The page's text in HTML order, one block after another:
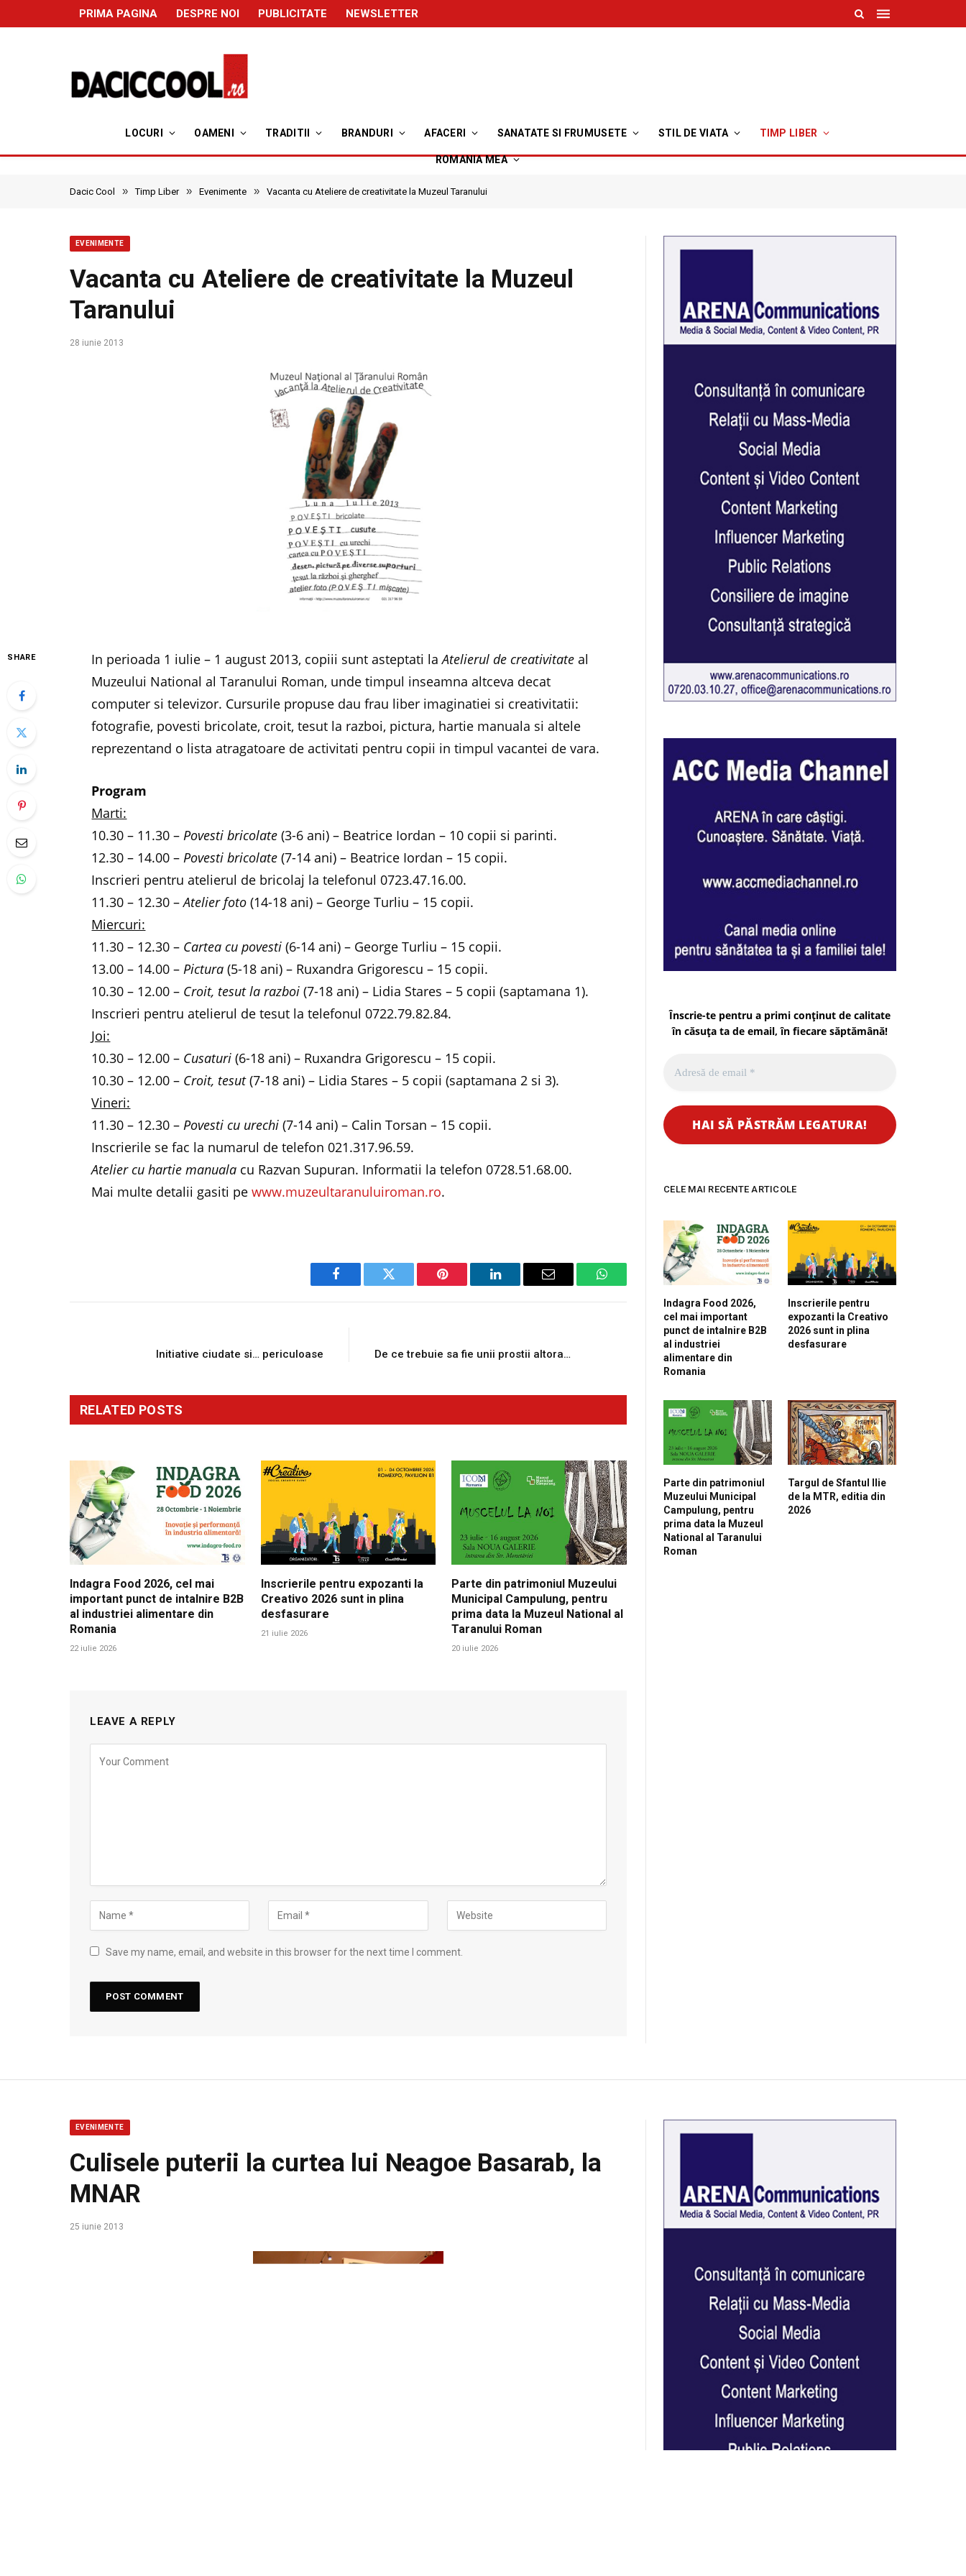
PRIMA PAGINA DESPRE NOI PUBLICITATE NEWSLETTER
LOCURI OAMENI TRADITII BRANDURI AFACERI SANATATE SI FRUMUSETE STIL DE VIATA TIMP LIBER
ROMANIA MEA
Dacic Cool » Timp Liber » Evenimente » Vacanta cu Ateliere de creativitate la Muzeul Taranului
EVENIMENTE
Vacanta cu Ateliere de creativitate la Muzeul
Taranului
28 iunie 2013
SHARE In perioada 1 iulie – 1 august 2013, copiii sunt asteptati laAtelierul de creativitate al
Muzeului National al Taranului Roman, unde timpul inseamna altceva decat
computer si televizor. Cursurile propuse dau frau liber imaginatiei si creativitatii:
fotografie, povesti bricolate, croit, tesut la razboi, pictura, hartie manuala si altele
reprezentand o lista atragatoare de activitati pentru copii in timpul vacantei de vara.
Program
Marti:
10.30 – 11.30 –Povesti bricolate (3-6 ani) – Beatrice Iordan – 10 copii si parinti.
12.30 – 14.00 –Povesti bricolate (7-14 ani) – Beatrice Iordan – 15 copii.
Inscrieri pentru atelierul de bricolaj la telefonul 0723.47.16.00.
11.30 – 12.30 –Atelier foto (14-18 ani) – George Turliu – 15 copii.
Miercuri:
11.30 – 12.30 – Cartea cu povesti (6-14 ani) – George Turliu – 15 copii.
13.00 – 14.00 –Pictura (5-18 ani) – Ruxandra Grigorescu – 15 copii.
10.30 – 12.00 – Croit, tesut la razboi (7-18 ani) – Lidia Stares – 5 copii (saptamana 1).
Inscrieri pentru atelierul de tesut la telefonul 0722.79.82.84.
Joi:
10.30 – 12.00 – Cusaturi (6-18 ani) – Ruxandra Grigorescu – 15 copii.
10.30 – 12.00 – Croit, tesut(7-18 ani) – Lidia Stares – 5 copii (saptamana 2 si 3).
Vineri:
11.30 – 12.30 –Povesti cu urechi (7-14 ani) – Calin Torsan – 15 copii.
Inscrierile se fac la numarul de telefon 021.317.96.59.
Atelier cu hartie manuala cu Razvan Supuran. Informatii la telefon 0728.51.68.00.
Mai multe detalii gasiti pewww.muzeultaranuluiroman.ro.
Facebook Twitter Pinterest LinkedIn Email WhatsApp
Initiative ciudate si… periculoase De ce trebuie sa fie unii prostii altora…
RELATED POSTS
Indagra Food 2026, cel mai
important punct de intalnire B2B
al industriei alimentare din
Romania
22 iulie 2026
Inscrierile pentru expozanti la
Creativo 2026 sunt in plina
desfasurare
21 iulie 2026
Parte din patrimoniul Muzeului
Municipal Campulung, pentru
prima data la Muzeul National al
Taranului Roman
20 iulie 2026
LEAVE A REPLY
Save my name, email, and website in this browser for the next time I comment.
Înscrie-te pentru a primi conținut de calitate
în căsuța ta de email, în fiecare săptămână!
CELE MAI RECENTE ARTICOLE
Indagra Food 2026,
cel mai important
punct de intalnire B2B
al industriei
alimentare din
Romania
Inscrierile pentru
expozanti la Creativo
2026 sunt in plina
desfasurare
Parte din patrimoniul
Muzeului Municipal
Campulung, pentru
prima data la Muzeul
National al Taranului
Roman
Targul de Sfantul Ilie
de la MTR, editia din
2026
EVENIMENTE
Culisele puterii la curtea lui Neagoe Basarab, la
MNAR
25 iunie 2013